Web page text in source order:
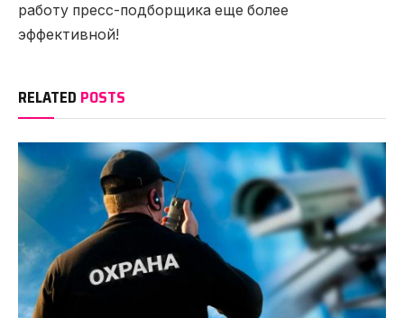
работу пресс-подборщика еще более
эффективной!
RELATED POSTS